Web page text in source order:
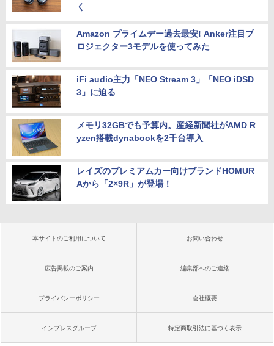
く
Amazon プライムデー過去最安! Anker注目プ
ロジェクター3モデルを使ってみた
iFi audio主力「NEO Stream 3」「NEO iDSD
3」に迫る
メモリ32GBでも予算内。産経新聞社がAMD R
yzen搭載dynabookを2千台導入
レイズのプレミアムカー向けブランドHOMUR
Aから「2×9R」が登場！
本サイトのご利用について お問い合わせ
広告掲載のご案内 編集部へのご連絡
プライバシーポリシー 会社概要
インプレスグループ 特定商取引法に基づく表示